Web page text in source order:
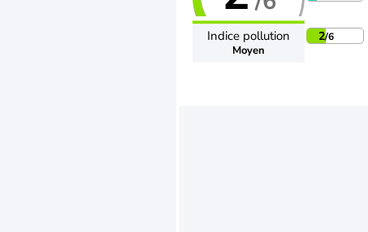
Indice pollution
Moyen
2/6